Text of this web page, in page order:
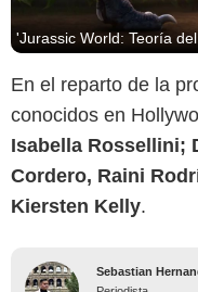
'Jurassic World: Teoría
En el reparto de la
conocidos en
Isabella Rossellini;
Cordero, Raini
Kiersten Kelly.
Sebastian